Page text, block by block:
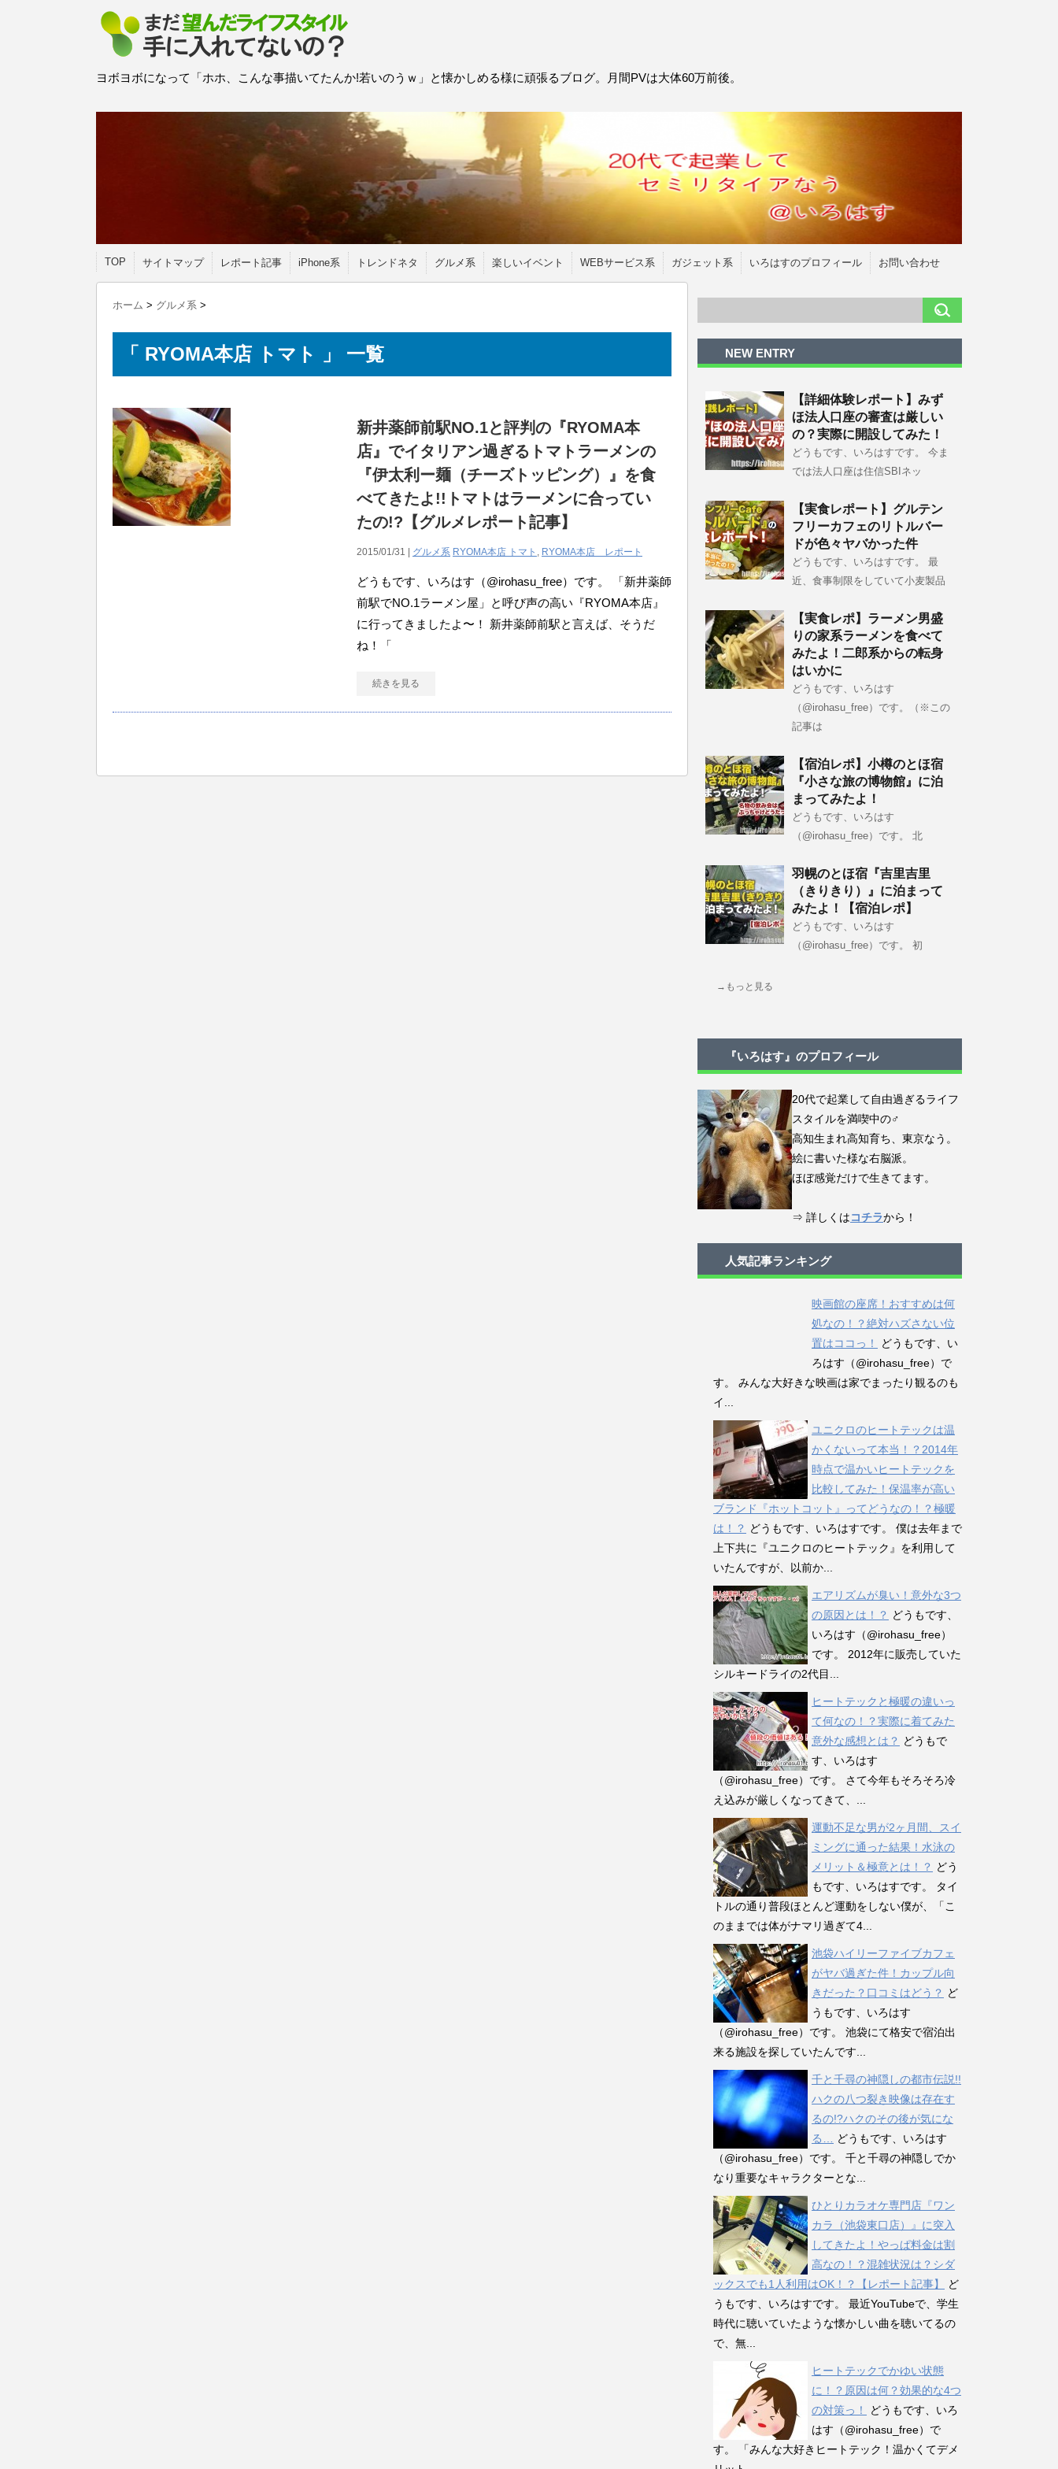
ヨボヨボになって「ホホ、こんな事描いてたんか!若いのうｗ」と懐かしめる様に頑張るブログ。月間PVは大体60万前後。
TOP サイトマップ レポート記事 iPhone系 トレンドネタ グルメ系 楽しいイベント WEBサービス系 ガジェット系 いろはすのプロフィール お問い合わせ
ホーム > グルメ系 >
「 RYOMA本店 トマト 」 一覧
新井薬師前駅NO.1と評判の『RYOMA本
店』でイタリアン過ぎるトマトラーメンの
『伊太利ー麺（チーズトッピング）』を食
べてきたよ!!トマトはラーメンに合ってい
たの!?【グルメレポート記事】
2015/01/31 | グルメ系 RYOMA本店 トマト , RYOMA本店 レポート
どうもです、いろはす（@irohasu_free）です。 「新井薬師
前駅でNO.1ラーメン屋」と呼び声の高い『RYOMA本店』
に行ってきましたよ〜！ 新井薬師前駅と言えば、そうだ
ね！「
続きを見る
NEW ENTRY
【詳細体験レポート】みず
ほ法人口座の審査は厳しい
の？実際に開設してみた！
どうもです、いろはすです。 今ま
では法人口座は住信SBIネッ
【実食レポート】グルテン
フリーカフェのリトルバー
ドが色々ヤバかった件
どうもです、いろはすです。 最
近、食事制限をしていて小麦製品
【実食レポ】ラーメン男盛
りの家系ラーメンを食べて
みたよ！二郎系からの転身
はいかに
どうもです、いろはす
（@irohasu_free）です。（※この
記事は
【宿泊レポ】小樽のとほ宿
『小さな旅の博物館』に泊
まってみたよ！
どうもです、いろはす
（@irohasu_free）です。 北
羽幌のとほ宿『吉里吉里
（きりきり）』に泊まって
みたよ！【宿泊レポ】
どうもです、いろはす
（@irohasu_free）です。 初
→もっと見る
『いろはす』のプロフィール
20代で起業して自由過ぎるライフ
スタイルを満喫中の♂
高知生まれ高知育ち、東京なう。
絵に書いた様な右脳派。
ほぼ感覚だけで生きてます。
⇒ 詳しくはコチラから！
人気記事ランキング
映画館の座席！おすすめは何
処なの！？絶対ハズさない位
置はココっ！
どうもです、い
ろはす（@irohasu_free）で
す。 みんな大好きな映画は家でまったり観るのも
イ...
ユニクロのヒートテックは温
かくないって本当！？2014年
時点で温かいヒートテックを
比較してみた！保温率が高い
ブランド『ホットコット』ってどうなの！？極暖
は！？ どうもです、いろはすです。 僕は去年まで
上下共に『ユニクロのヒートテック』を利用して
いたんですが、以前か...
エアリズムが臭い！意外な3つ
の原因とは！？ どうもです、
いろはす（@irohasu_free）
です。 2012年に販売していた
シルキードライの2代目...
ヒートテックと極暖の違いっ
て何なの！？実際に着てみた
意外な感想とは？ どうもで
す、いろはす
（@irohasu_free）です。 さて今年もそろそろ冷
え込みが厳しくなってきて、...
運動不足な男が2ヶ月間、スイ
ミングに通った結果！水泳の
メリット＆極意とは！？ どう
もです、いろはすです。 タイ
トルの通り普段ほとんど運動をしない僕が、「こ
のままでは体がナマリ過ぎて4...
池袋ハイリーファイブカフェ
がヤバ過ぎた件！カップル向
きだった？口コミはどう？ ど
うもです、いろはす
（@irohasu_free）です。 池袋にて格安で宿泊出
来る施設を探していたんです...
千と千尋の神隠しの都市伝説!!
ハクの八つ裂き映像は存在す
るの!?ハクのその後が気にな
る…
どうもです、いろはす
（@irohasu_free）です。 千と千尋の神隠しでか
なり重要なキャラクターとな...
ひとりカラオケ専門店『ワン
カラ（池袋東口店）』に突入
してきたよ！やっぱ料金は割
高なの！？混雑状況は？シダ
ックスでも1人利用はOK！？【レポート記事】
ど
うもです、いろはすです。 最近YouTubeで、学生
時代に聴いていたような懐かしい曲を聴いてるの
で、無...
ヒートテックでかゆい状態
に！？原因は何？効果的な4つ
の対策っ！
どうもです、いろ
はす（@irohasu_free）で
す。 「みんな大好きヒートテック！温かくてデメ